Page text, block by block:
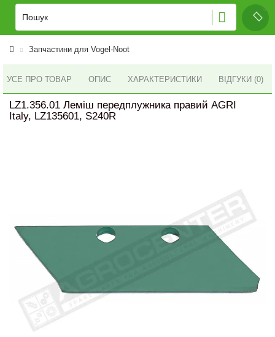
Запчастини для Vogel-Noot
УСЕ ПРО ТОВАР ОПИС ХАРАКТЕРИСТИКИ ВІДГУКИ (0)
LZ1.356.01 Леміш передплужника правий AGRI
Italy, LZ135601, S240R